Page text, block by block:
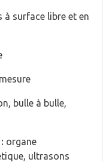
à surface libre et en
bulle à bulle,
organe
ultrasons